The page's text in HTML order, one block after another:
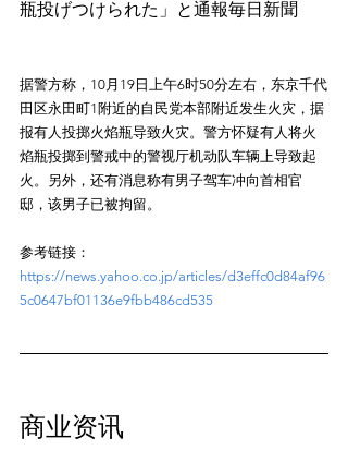
据警方称，10月19日上午6时50分左右，东京千代
田区永田町1附近的自民党本部附近发生火灾，据
报有人投掷火焰瓶导致火灾。警方怀疑有人将火
焰瓶投掷到警戒中的警视厅机动队车辆上导致起
火。另外，还有消息称有男子驾车冲向首相官
参考链接：
https://news.yahoo.co.jp/articles/d3effc0d84af96
5c0647bf01136e9fbb486cd535